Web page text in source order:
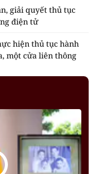
giải quyết thủ tục
điện tử
hiện thủ tục hành
một cửa liên thông